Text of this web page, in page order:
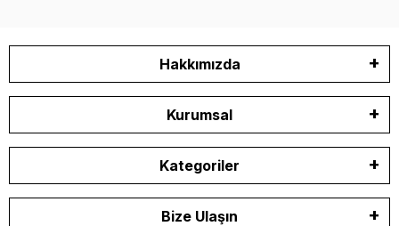
Hakkımızda
Kurumsal
Kategoriler
Bize Ulaşın